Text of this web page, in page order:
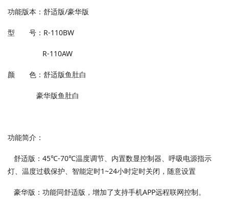
功能版本：舒适版/豪华版
型 号：R-110BW
R-110AW
颜 色：舒适版鱼肚白
豪华版鱼肚白
功能简介：
舒适版：45℃-70℃温度调节、内置数显控制器、呼吸电源指示
灯、温度过载保护、智能定时1~24小时定时关闭，随意设置
豪华版：功能同舒适版，增加了支持手机APP远程联网控制。